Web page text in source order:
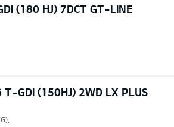
(180 HJ) 7DCT GT-LINE
T-GDI (150HJ) 2WD LX PLUS